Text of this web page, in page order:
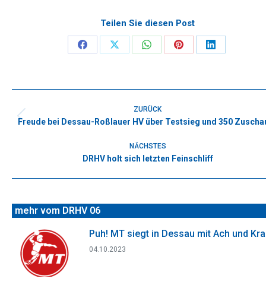
Teilen Sie diesen Post
Share
Facebook
Share
X
Share
WhatsApp
Share
Pinterest
Share
LinkedIn
ZURÜCK
Vorheriger
Freude bei Dessau-Roßlauer HV über Testsieg und 350
NÄCHSTES
Nächster
DRHV holt sich letzten Feinschliff
mehr vom DRHV 06
Puh! MT siegt in Dessau mit Ach und
04.10.2023